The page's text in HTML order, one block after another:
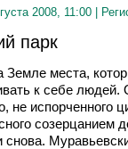
2008, 11:00 |
парк
Земле места,
к себе
не испорченного
созерцанием
снова.